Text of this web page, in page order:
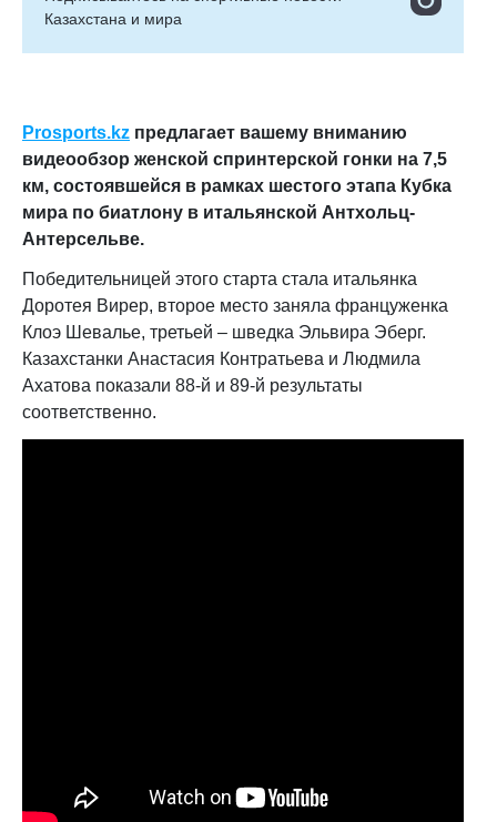
Казахстана и мира
Prosports.kz предлагает вашему вниманию
видеообзор женской спринтерской гонки на 7,5
км, состоявшейся в рамках шестого этапа Кубка
мира по биатлону в итальянской Антхольц-
Антерсельве.
Победительницей этого старта стала итальянка
Доротея Вирер, второе место заняла француженка
Клоэ Шевалье, третьей – шведка Эльвира Эберг.
Казахстанки Анастасия Контратьева и Людмила
Ахатова показали 88-й и 89-й результаты
соответственно.